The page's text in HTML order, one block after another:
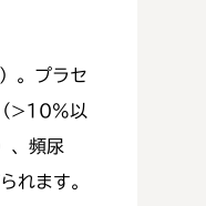
。プラセ
>10%以
、頻尿
れます。